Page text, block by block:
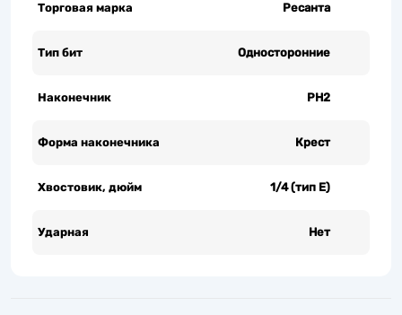
Торговая марка Ресанта
Тип бит Односторонние
Наконечник PH2
Форма наконечника Крест
Хвостовик, дюйм 1/4 (тип Е)
Ударная Нет